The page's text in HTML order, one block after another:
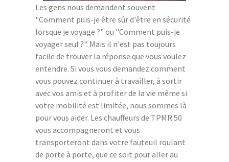
Les gens nous demandent souvent
"Comment puis-je être sûr d'être en sécurité
lorsque je voyage ?" ou "Comment puis-je
voyager seul ?". Mais il n'est pas toujours
facile de trouver la réponse que vous voulez
entendre. Si vous vous demandez comment
vous pouvez continuer à travailler, à sortir
avec vos amis et à profiter de la vie même si
votre mobilité est limitée, nous sommes là
pour vous aider. Les chauffeurs de TPMR 50
vous accompagneront et vous
transporteront dans votre fauteuil roulant
de porte à porte, que ce soit pour aller au